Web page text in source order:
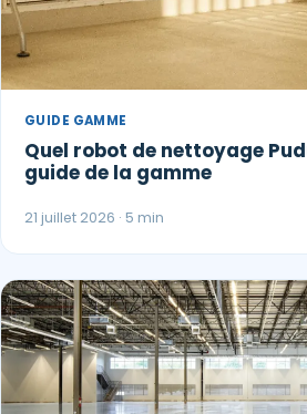
GUIDE GAMME
Quel robot de nettoyage
guide de la gamme
21 juillet 2026 · 5 min